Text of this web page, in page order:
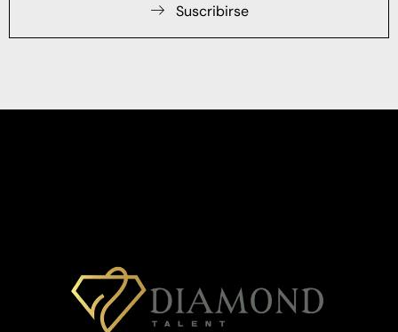
Suscribirse